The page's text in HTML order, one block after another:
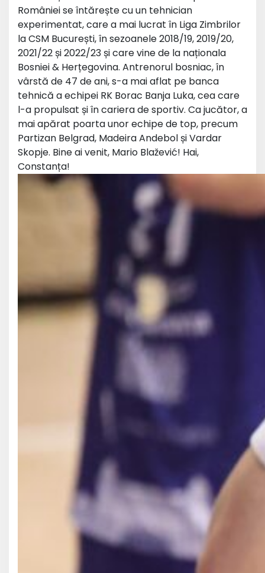
României se întărește cu un tehnician
experimentat, care a mai lucrat în Liga Zimbrilor
la CSM București, în sezoanele 2018/19, 2019/20,
2021/22 și 2022/23 și care vine de la naționala
Bosniei & Herțegovina. Antrenorul bosniac, în
vârstă de 47 de ani, s-a mai aflat pe banca
tehnică a echipei RK Borac Banja Luka, cea care
l-a propulsat și în cariera de sportiv. Ca jucător, a
mai apărat poarta unor echipe de top, precum
Partizan Belgrad, Madeira Andebol și Vardar
Skopje. Bine ai venit, Mario Blažević! Hai,
Constanța!